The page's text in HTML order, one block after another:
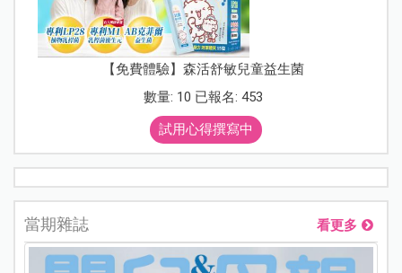
【免費體驗】森活舒敏兒童益生菌
數量: 10 已報名: 453
試用心得撰寫中
當期雜誌 看更多